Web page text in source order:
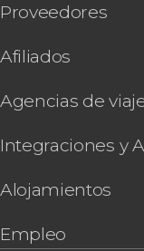
Proveedores
Afiliados
Agencias de
Integraciones y
Alojamientos
Empleo